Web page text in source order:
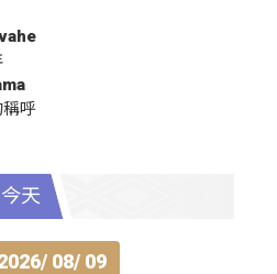
呼
天
08/ 09